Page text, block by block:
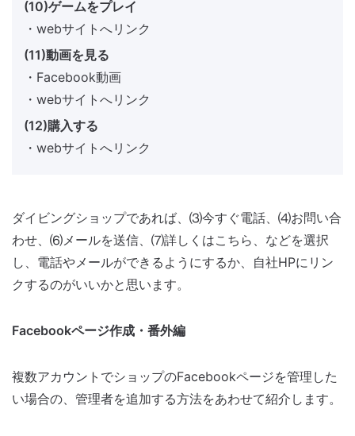
(10)ゲームをプレイ
・webサイトへリンク
(11)動画を見る
・Facebook動画
・webサイトへリンク
(12)購入する
・webサイトへリンク
ダイビングショップであれば、⑶今すぐ電話、⑷お問い合
わせ、⑹メールを送信、⑺詳しくはこちら、などを選択
し、電話やメールができるようにするか、自社HPにリン
クするのがいいかと思います。
Facebookページ作成・番外編
複数アカウントでショップのFacebookページを管理した
い場合の、管理者を追加する方法をあわせて紹介します。